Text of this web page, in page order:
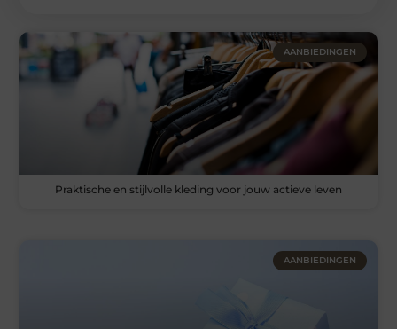
AANBIEDINGEN
Praktische en stijlvolle kleding voor jouw actieve leven
AANBIEDINGEN